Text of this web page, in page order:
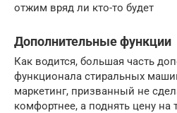
отжим вряд ли кто-то будет
Дополнительные функции
Как водится, большая часть
функционала стиральных
маркетинг, призванный не
комфортнее, а поднять цену на